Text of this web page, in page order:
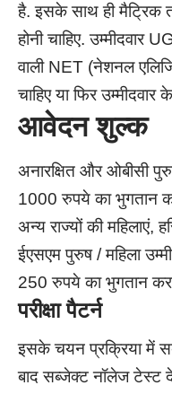
है. इसके साथ ही मैट्रिक
होनी चाहिए. उम्मीदवार
वाली NET (नेशनल
चाहिए या फिर उम्मीदवार
आवेदन शुल्क
अनारक्षित और ओबीसी
1000 रुपये का भुगतान
अन्य राज्यों की महिलाएं,
ईएसएम पुरुष / महिला
250 रुपये का भुगतान
परीक्षा पैटर्न
इसके चयन प्रक्रिया में
बाद सब्जेक्ट नॉलेज टेस्ट